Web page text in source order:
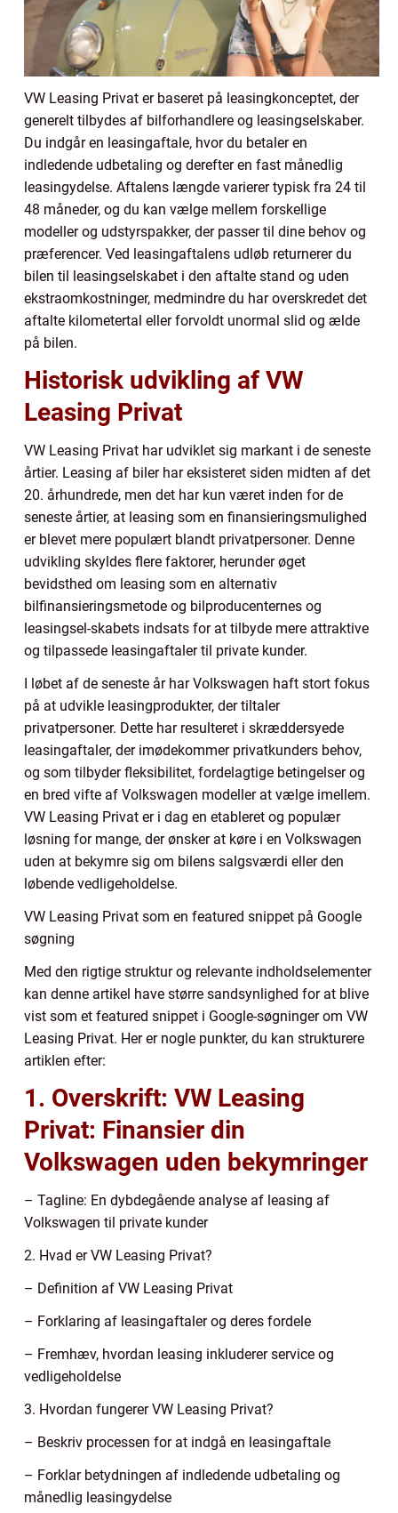
VW Leasing Privat er baseret på leasingkonceptet, der
generelt tilbydes af bilforhandlere og leasingselskaber.
Du indgår en leasingaftale, hvor du betaler en
indledende udbetaling og derefter en fast månedlig
leasingydelse. Aftalens længde varierer typisk fra 24 til
48 måneder, og du kan vælge mellem forskellige
modeller og udstyrspakker, der passer til dine behov og
præferencer. Ved leasingaftalens udløb returnerer du
bilen til leasingselskabet i den aftalte stand og uden
ekstraomkostninger, medmindre du har overskredet det
aftalte kilometertal eller forvoldt unormal slid og ælde
på bilen.
Historisk udvikling af VW
Leasing Privat
VW Leasing Privat har udviklet sig markant i de seneste
årtier. Leasing af biler har eksisteret siden midten af det
20. århundrede, men det har kun været inden for de
seneste årtier, at leasing som en finansieringsmulighed
er blevet mere populært blandt privatpersoner. Denne
udvikling skyldes flere faktorer, herunder øget
bevidsthed om leasing som en alternativ
bilfinansieringsmetode og bilproducenternes og
leasingsel-skabets indsats for at tilbyde mere attraktive
og tilpassede leasingaftaler til private kunder.
I løbet af de seneste år har Volkswagen haft stort fokus
på at udvikle leasingprodukter, der tiltaler
privatpersoner. Dette har resulteret i skræddersyede
leasingaftaler, der imødekommer privatkunders behov,
og som tilbyder fleksibilitet, fordelagtige betingelser og
en bred vifte af Volkswagen modeller at vælge imellem.
VW Leasing Privat er i dag en etableret og populær
løsning for mange, der ønsker at køre i en Volkswagen
uden at bekymre sig om bilens salgsværdi eller den
løbende vedligeholdelse.
VW Leasing Privat som en featured snippet på Google
søgning
Med den rigtige struktur og relevante indholdselementer
kan denne artikel have større sandsynlighed for at blive
vist som et featured snippet i Google-søgninger om VW
Leasing Privat. Her er nogle punkter, du kan strukturere
artiklen efter:
1. Overskrift: VW Leasing
Privat: Finansier din
Volkswagen uden bekymringer
– Tagline: En dybdegående analyse af leasing af
Volkswagen til private kunder
2. Hvad er VW Leasing Privat?
– Definition af VW Leasing Privat
– Forklaring af leasingaftaler og deres fordele
– Fremhæv, hvordan leasing inkluderer service og
vedligeholdelse
3. Hvordan fungerer VW Leasing Privat?
– Beskriv processen for at indgå en leasingaftale
– Forklar betydningen af indledende udbetaling og
månedlig leasingydelse